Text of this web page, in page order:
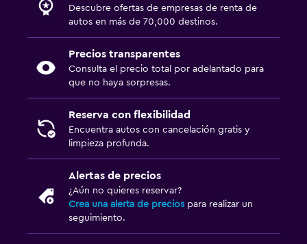
Descubre ofertas de empresas de renta de
autos en más de 70,000 destinos.
Precios transparentes
Consulta el precio total por adelantado para
que no haya sorpresas.
Reserva con flexibilidad
Encuentra autos con cancelación gratis y
limpieza profunda.
Alertas de precios
¿Aún no quieres reservar?
Crea una alerta de precios para realizar un
seguimiento.